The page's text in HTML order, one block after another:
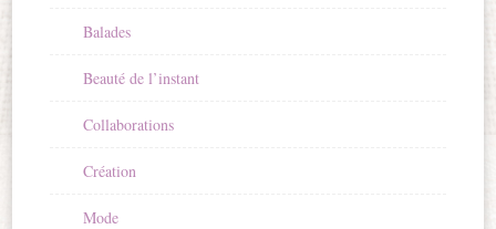
Balades
Beauté de l’instant
Collaborations
Création
Mode